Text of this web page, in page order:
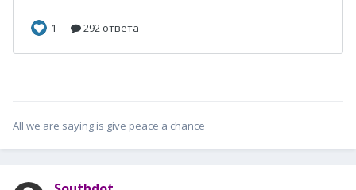
All we are saying is give peace a chance